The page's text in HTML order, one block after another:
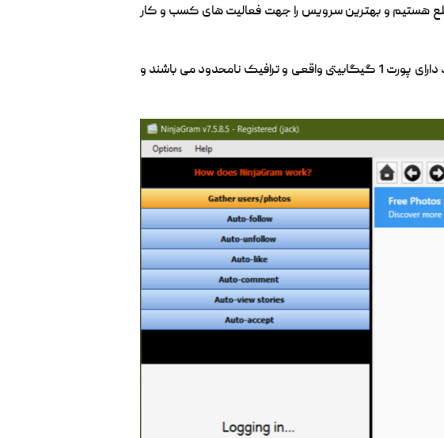
هستیم و بهترین سرویس را جهت فعالیت های کسب و کار
سرورهای مختلف که از کشورهایی مانند آلمان ، فرانسه ، انگلستان ، فنلاند ، کانادا و … ارائه می شود دارای پورت 1 گیگابیتی واقعی و ترافیک نامحدود می باشند و